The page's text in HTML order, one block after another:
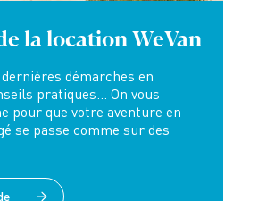
la location WeVan
démarches en
pratiques... On vous
pour que votre aventure en
se passe comme sur des